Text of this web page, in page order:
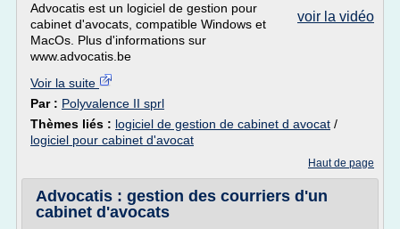
voir la vidéo
Advocatis est un logiciel de gestion pour
cabinet d'avocats, compatible Windows et
MacOs. Plus d'informations sur
www.advocatis.be
Voir la suite
Par : Polyvalence II sprl
Thèmes liés : logiciel de gestion de cabinet d avocat /
logiciel pour cabinet d'avocat
Haut de page
Advocatis : gestion des courriers d'un
cabinet d'avocats